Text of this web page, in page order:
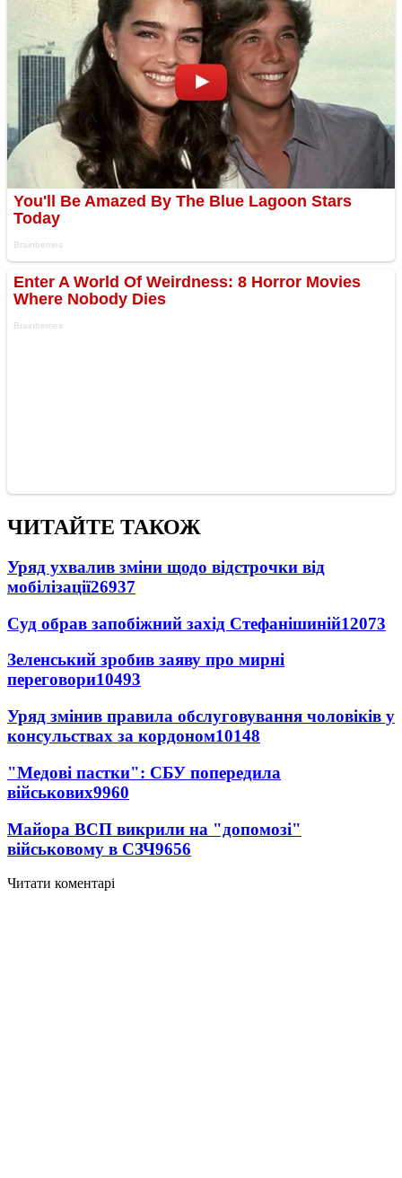
ЧИТАЙТЕ ТАКОЖ
Уряд ухвалив зміни щодо відстрочки від
мобілізації26937
Суд обрав запобіжний захід Стефанішиній12073
Зеленський зробив заяву про мирні
переговори10493
Уряд змінив правила обслуговування чоловіків у
консульствах за кордоном10148
"Медові пастки": СБУ попередила
військових9960
Майора ВСП викрили на "допомозі"
військовому в СЗЧ9656
Читати коментарі